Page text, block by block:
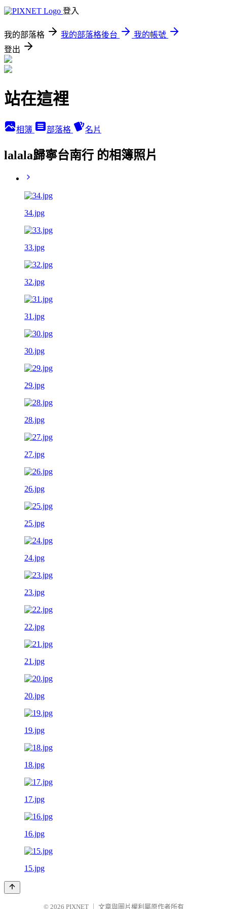
登入
我的部落格 我的部落格後台
我的帳號
登出
站在這裡
相簿 部落格 名片
lalala歸寧台南行 的相簿照片
34.jpg
33.jpg
32.jpg
31.jpg
30.jpg
29.jpg
28.jpg
27.jpg
26.jpg
25.jpg
24.jpg
23.jpg
22.jpg
21.jpg
20.jpg
19.jpg
18.jpg
17.jpg
16.jpg
15.jpg
© 2026 PIXNET 文章與圖片權利屬原作者所有